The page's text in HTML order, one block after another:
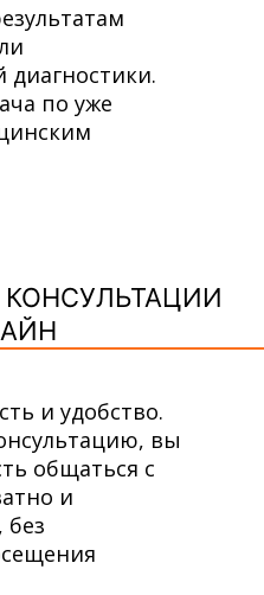
диагностики.
по уже
и удобство.
вы
общаться с
и
без